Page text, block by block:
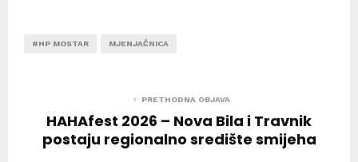
#HP MOSTAR MJENJAČNICA
PRETHODNA OBJAVA
HAHAfest 2026 – Nova Bila i Travnik
postaju regionalno središte smijeha